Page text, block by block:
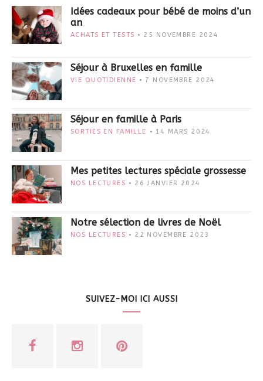
Idées cadeaux pour bébé de moins d’un
an
ACHATS ET TESTS 25 NOVEMBRE 2024
Séjour à Bruxelles en famille
VIE QUOTIDIENNE 7 NOVEMBRE 2024
Séjour en famille à Paris
SORTIES EN FAMILLE 14 MARS 2024
Mes petites lectures spéciale grossesse
NOS LECTURES 26 JANVIER 2024
Notre sélection de livres de Noël
NOS LECTURES 22 NOVEMBRE 2023
SUIVEZ-MOI ICI AUSSI